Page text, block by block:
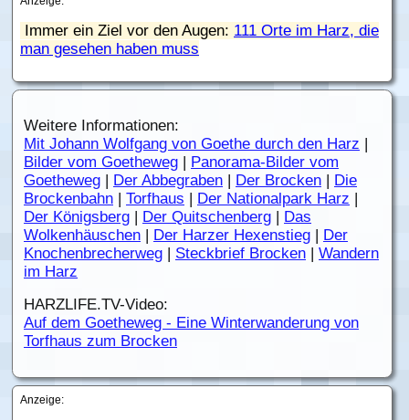
Immer ein Ziel vor den Augen: 111 Orte im Harz, die
man gesehen haben muss
Weitere Informationen:
Mit Johann Wolfgang von Goethe durch den Harz |
Bilder vom Goetheweg | Panorama-Bilder vom
Goetheweg | Der Abbegraben | Der Brocken | Die
Brockenbahn | Torfhaus | Der Nationalpark Harz |
Der Königsberg | Der Quitschenberg | Das
Wolkenhäuschen | Der Harzer Hexenstieg | Der
Knochenbrecherweg | Steckbrief Brocken | Wandern
im Harz
HARZLIFE.TV-Video:
Auf dem Goetheweg - Eine Winterwanderung von
Torfhaus zum Brocken
Anzeige: